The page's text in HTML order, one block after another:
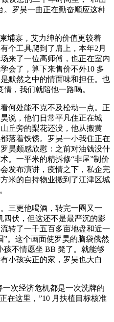
。罗昊一曲正在勤奋顺应这种
寨，艾力绅的价值更较着
个工具爬到了肩上，本年2月
来了一位高师傅，也正在室内
会了，算下来售价不外10 多
默然之中的情面味和担任。也
，我们就陪他一路喝。
处能不克不及松动一点。正
说，他们日常平凡住正在城
丘旁的梨花还没，他从搬黄
落着铁锈。罗昊一小我住正在
昊颇感欣慰：之前对油钱没什
。一平米的精拆修“非屋”制价
发布演讲，疫情之下，私企完
米的自持物业搬到了江津区城
更他喝酒，转完一圈又一
四伏，但这还不是最严沉的影
转了一千五百多亩地盘和近一
。这个画面使罗昊的脑袋俄然
孩不情愿坐 BB 凳了。就能够
小孩实正的家，罗昊也大白
次经济危机都是一次洗牌的
在这里，”10 月扶植目标核准